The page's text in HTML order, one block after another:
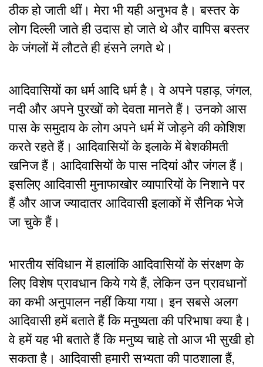
ठीक हो जाती थीं। मेरा भी यही अनुभव है। बस्तर के
लोग दिल्ली जाते ही उदास हो जाते थे और वापिस बस्तर
के जंगलों में लौटते ही हंसने लगते थे।
आदिवासियों का धर्म आदि धर्म है। वे अपने पहाड़, जंगल,
नदी और अपने पुरखों को देवता मानते हैं। उनको आस
पास के समुदाय के लोग अपने धर्म में जोड़ने की कोशिश
करते रहते हैं। आदिवासियों के इलाके में बेशकीमती
खनिज हैं। आदिवासियों के पास नदियां और जंगल हैं।
इसलिए आदिवासी मुनाफाखोर व्यापारियों के निशाने पर
हैं और आज ज्यादातर आदिवासी इलाकों में सैनिक भेजे
जा चुके हैं।
भारतीय संविधान में हालांकि आदिवासियों के संरक्षण के
लिए विशेष प्रावधान किये गये हैं, लेकिन उन प्रावधानों
का कभी अनुपालन नहीं किया गया। इन सबसे अलग
आदिवासी हमें बताते हैं कि मनुष्यता की परिभाषा क्या है।
वे हमें यह भी बताते हैं कि मनुष्य चाहे तो आज भी सुखी हो
सकता है। आदिवासी हमारी सभ्यता की पाठशाला हैं,